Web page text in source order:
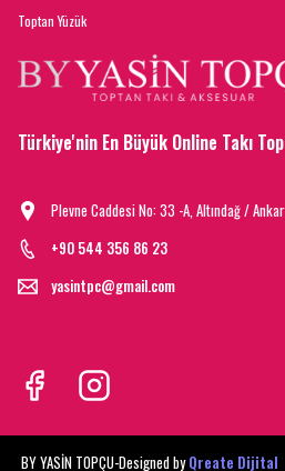
Toptan Yüzük
Türkiye'nin En Büyük Online Takı
Plevne Caddesi No: 33 -A, Altındağ /
+90 544 356 86 23
yasintpc@gmail.com
BY YASİN TOPÇU-Designed byQreate Dijital